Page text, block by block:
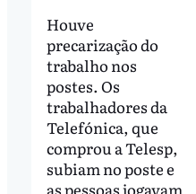
Houve
precarização do
trabalho nos
postes. Os
trabalhadores da
Telefónica, que
comprou a Telesp,
subiam no poste e
as pessoas jogavam